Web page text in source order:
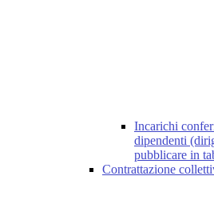
Incarichi
dipendenti
pubblicare in
Contrattazione